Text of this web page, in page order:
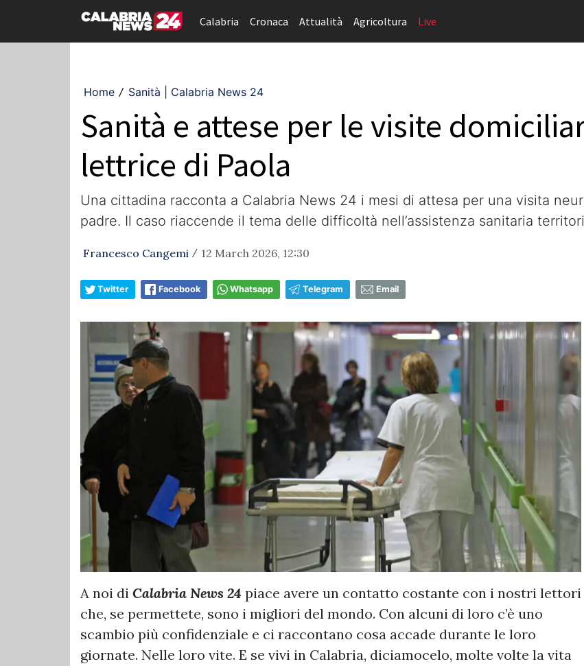
Calabria Cronaca Attualità Agricoltura Live
Home / Sanità | Calabria News 24
Sanità e attese per le visite
lettrice di Paola
Una cittadina racconta a Calabria News 24 i mesi di attesa per una visita
padre. Il caso riaccende il tema delle difficoltà nell’assistenza sanitaria
Francesco Cangemi / 12 March 2026, 12:30
Twitter Facebook Whatsapp Telegram Email
A noi di Calabria News 24 piace avere un contatto costante con i nostri lettori
che, se permettete, sono i migliori del mondo. Con alcuni di loro c’è uno
scambio più confidenziale e ci raccontano cosa accade durante le loro
giornate. Nelle loro vite. E se vivi in Calabria, diciamocelo, molte volte la vita